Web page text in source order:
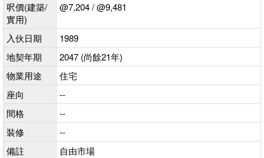
呎價(建築/
實用)
@7,204 / @9,481
入伙日期
1989
地契年期
2047 (尚餘21年)
物業用途
住宅
座向
--
間格
--
裝修
--
備註
自由市場